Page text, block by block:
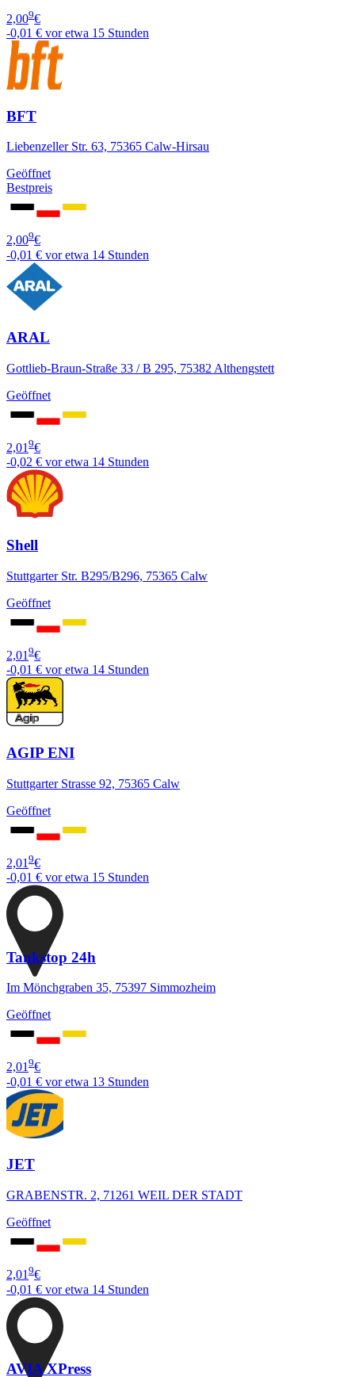
2,009€
-0,01 € vor etwa 15 Stunden
BFT
Liebenzeller Str. 63, 75365 Calw-Hirsau
Geöffnet
Bestpreis
2,009€
-0,01 € vor etwa 14 Stunden
ARAL
Gottlieb-Braun-Straße 33 / B 295, 75382 Althengstett
Geöffnet
2,019€
-0,02 € vor etwa 14 Stunden
Shell
Stuttgarter Str. B295/B296, 75365 Calw
Geöffnet
2,01 9€
-0,01 € vor etwa 14 Stunden
AGIP ENI
Stuttgarter Strasse 92, 75365 Calw
Geöffnet
2,01 9€
-0,01 € vor etwa 15 Stunden
Tankstop 24h
Im Mönchgraben 35, 75397 Simmozheim
Geöffnet
2,019€
-0,01 € vor etwa 13 Stunden
JET
GRABENSTR. 2, 71261 WEIL DER STADT
Geöffnet
2,019€
-0,01 € vor etwa 14 Stunden
AVIA XPress